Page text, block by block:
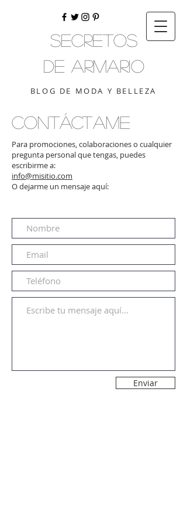
Secretos
de Armario
BLOG DE MODA Y BELLEZA
CONTÁCTAME
Para promociones, colaboraciones o cualquier
pregunta personal que tengas, puedes
escribirme a:
info@misitio.com
O dejarme un mensaje aquí:
Enviar